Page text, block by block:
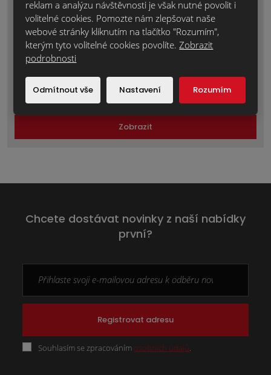
RAŽENÁ CIHLA NF.34 Formback rot braun
Zobrazit
Chcete dostávat novinky z naší nabídky
první?
Registrovat adresu
Souhlasím se zpracováním osobních údajů
reklam a analýzu návštěvnosti je však nutné povolit i
volitelné cookies. Pomozte nám zlepšovat naše
webové stránky kliknutím na tlačítko "Rozumím",
kterým tyto volitelné cookies povolíte. Zobrazit
podrobnosti
Odmítnout vše Nastavení Rozumím